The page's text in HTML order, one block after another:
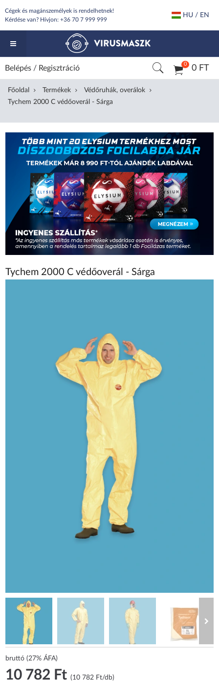
Cégek és magánszemélyek is rendelhetnek!
Kérdése van? Hívjon: +36 70 7 999 999
HU / EN
0 0 FT
Belépés / Regisztráció
Főoldal Termékek
Védőruhák, overálok
Tychem 2000 C védőoverál - Sárga
Tychem 2000 C védőoverál - Sárga
bruttó (27% ÁFA)
10 782 Ft(10 782 Ft/db)